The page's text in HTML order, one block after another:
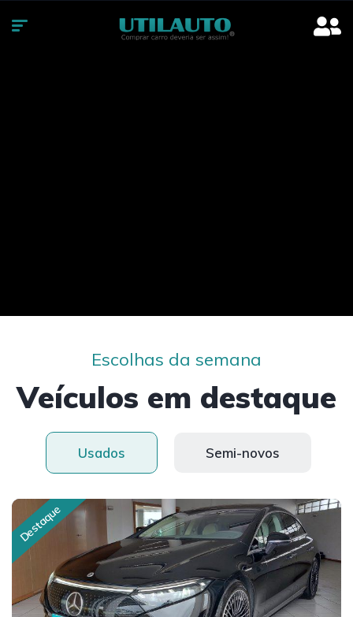
Escolhas da semana
Veículos em destaque
Usados Semi-novos
Destaque